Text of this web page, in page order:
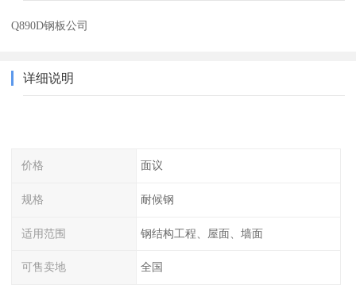
Q890D钢板公司
详细说明
价格 面议
规格 耐候钢
适用范围 钢结构工程、屋面、墙面
可售卖地 全国